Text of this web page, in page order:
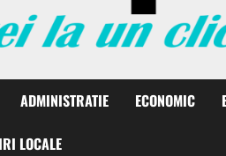
ADMINISTRATIE ECONOMIC
LOCALE